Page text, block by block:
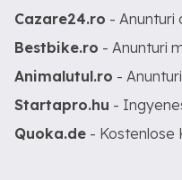
Cazare24.ro - Anunturi
Bestbike.ro - Anunturi
Animalutul.ro -
Startapro.hu -
Quoka.de - Kostenlose